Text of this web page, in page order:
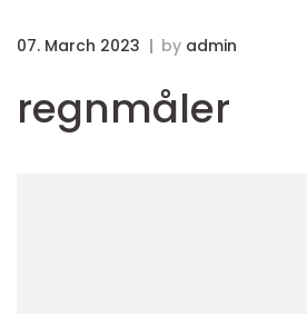
07. March 2023 by admin
regnmåler